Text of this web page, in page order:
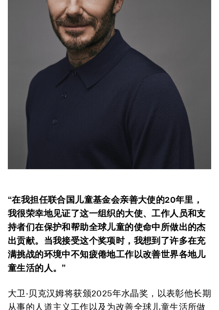
“在我担任联合国儿童基金会亲善大使的20年里，
我很荣幸地见证了这一组织的大使、工作人员和支
持者们在保护和帮助全球儿童的使命中所做出的杰
出贡献。当我接受这个奖项时，我想到了许多在充
满挑战的环境中不知疲倦地工作以改善世界各地儿
童生活的人。”
大卫·贝克汉姆将获颁2025年水晶奖，以表彰他长期
从事的人道主义工作以及为改善全球儿童生活所做